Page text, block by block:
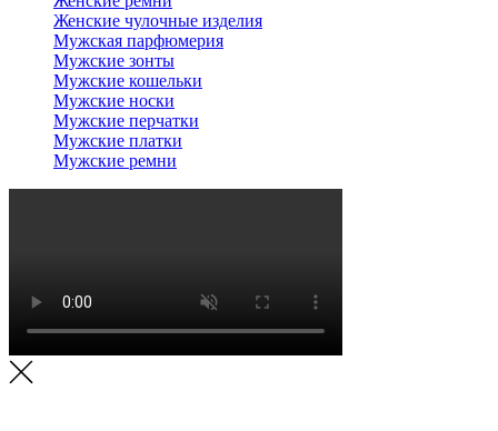
Женские чулочные изделия
Мужская парфюмерия
Мужские зонты
Мужские кошельки
Мужские носки
Мужские перчатки
Мужские платки
Мужские ремни